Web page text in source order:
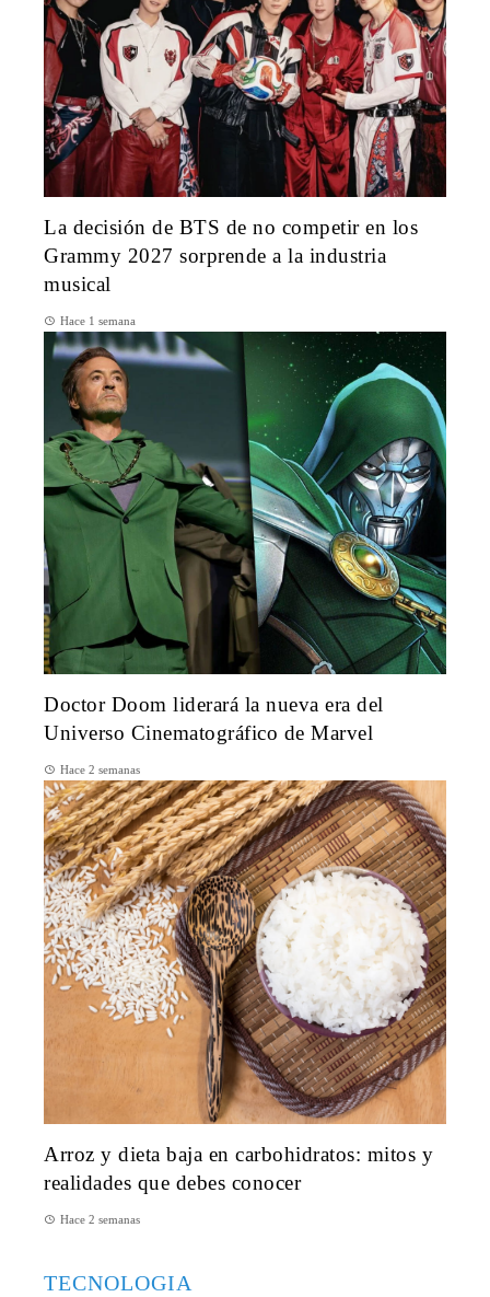
La decisión de BTS de no competir en los
Grammy 2027 sorprende a la industria
musical
Hace 1 semana
Doctor Doom liderará la nueva era del
Universo Cinematográfico de Marvel
Hace 2 semanas
Arroz y dieta baja en carbohidratos: mitos y
realidades que debes conocer
Hace 2 semanas
TECNOLOGIA